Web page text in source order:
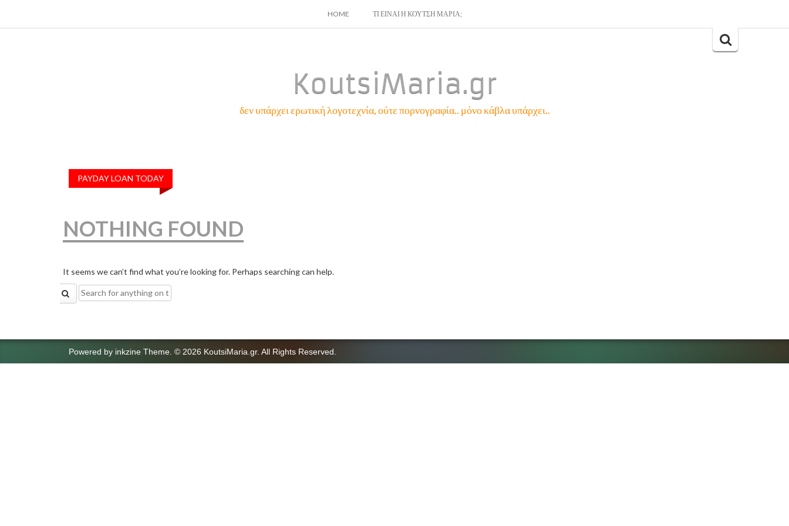
SKIP
HOME ΤΙ ΕΙΝΑΙ Η ΚΟΥΤΣΗ ΜΑΡΙΑ;
Search
KoutsiMaria.gr
δεν υπάρχει ερωτική λογοτεχνία, ούτε πορνογραφία.. μόνο κάβλα υπάρχει..
PAYDAY LOAN TODAY
NOTHING FOUND
It seems we can’t find what you’re looking for. Perhaps searching can help.
Search
for:
Powered by inkzine Theme © 2026 KoutsiMaria.gr. All Rights Reserved.